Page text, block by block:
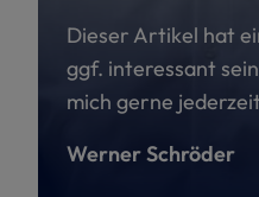
Dieser Artikel hat
ggf. interessant
mich gerne
Werner Schröder